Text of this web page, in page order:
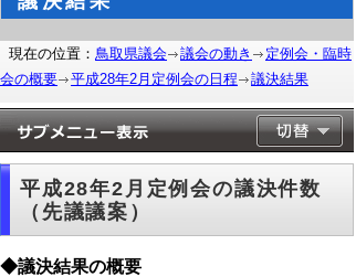
現在の位置： 鳥取県議会 議会の動き
定例会・臨時
会の概要
平成28年2月定例会の日程 議決結果
平成28年2月定例会の議決件数
（先議議案）
◆議決結果の概要